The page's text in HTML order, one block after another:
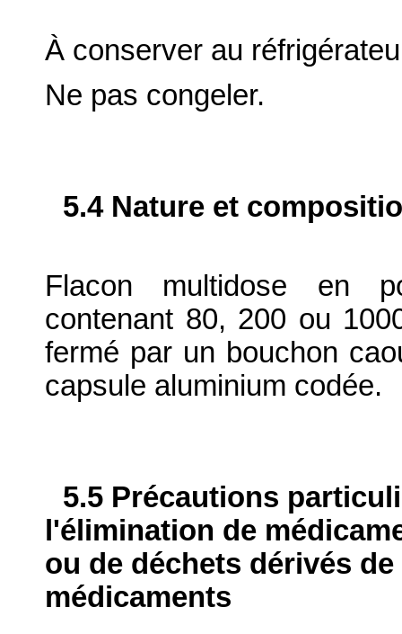
À conserver au
Ne pas congeler.
5.4 Nature et
Flacon multidose en
contenant 80, 200 ou
fermé par un bouchon
capsule aluminium codée.
5.5 Précautions
l'élimination de
ou de déchets dérivés
médicaments